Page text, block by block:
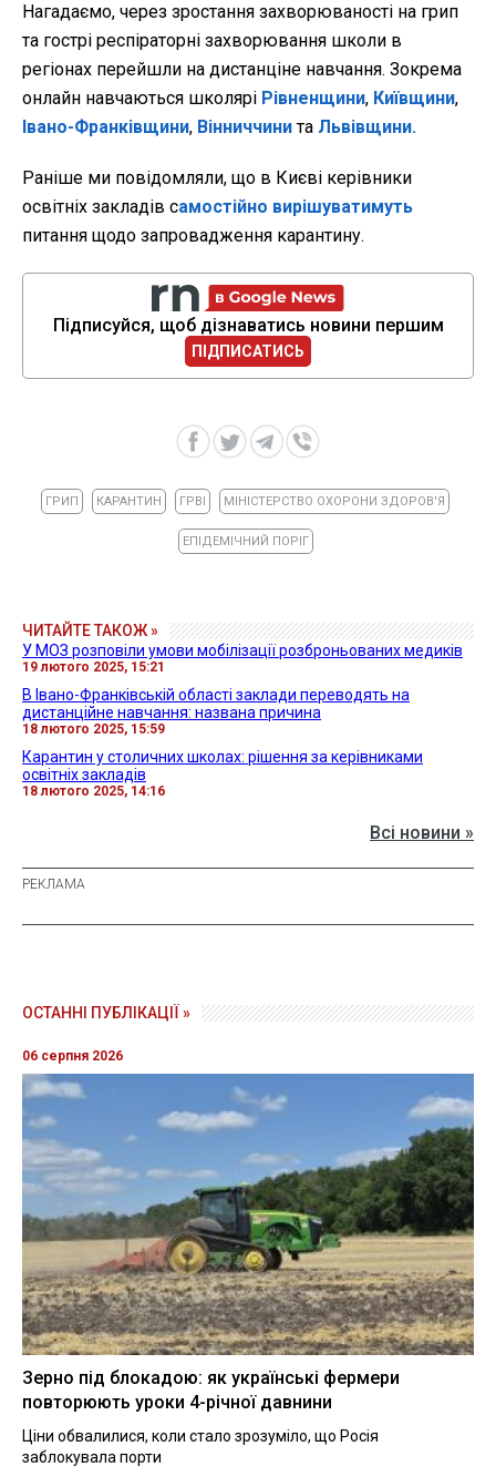
Нагадаємо, через зростання захворюваності на грип
та гострі респіраторні захворювання школи в
регіонах перейшли на дистанціне навчання. Зокрема
онлайн навчаються школярі Рівненщини, Київщини,
Івано-Франківщини, Вінниччинита Львівщини.
Раніше ми повідомляли, що в Києві керівники
освітніх закладів самостійно вирішуватимуть
питання щодо запровадження карантину.
Підписуйся, щоб дізнаватись новини першим
ПІДПИСАТИСЬ
ГРИП КАРАНТИН ГРВІ МІНІСТЕРСТВО ОХОРОНИ ЗДОРОВ'Я
ЕПІДЕМІЧНИЙ ПОРІГ
ЧИТАЙТЕ ТАКОЖ »
У МОЗ розповіли умови мобілізації розброньованих медиків
19 лютого 2025, 15:21
В Івано-Франківській області заклади переводять на
дистанційне навчання: названа причина
18 лютого 2025, 15:59
Карантин у столичних школах: рішення за керівниками
освітніх закладів
18 лютого 2025, 14:16
Всі новини »
ОСТАННІ ПУБЛІКАЦІЇ »
06 серпня 2026
Зерно під блокадою: як українські фермери
повторюють уроки 4-річної давнини
Ціни обвалилися, коли стало зрозуміло, що Росія
заблокувала порти